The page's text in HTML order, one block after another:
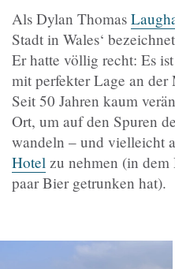
Als Dylan Thomas
Stadt in Wales‘
Er hatte völlig recht: Es
mit perfekter Lage an der
Seit 50 Jahren kaum
Ort, um auf den Spuren
wandeln – und vielleicht
Hotel zu nehmen (in
paar Bier getrunken hat).